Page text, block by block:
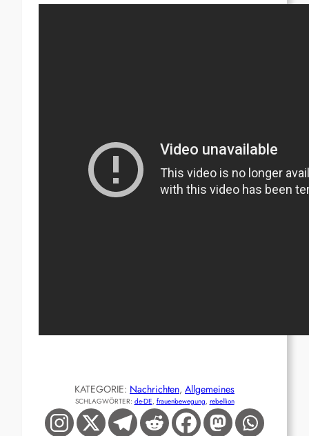
KATEGORIE: Nachrichten, Allgemeines
SCHLAGWÖRTER: de-DE, frauenbewegung, rebellion